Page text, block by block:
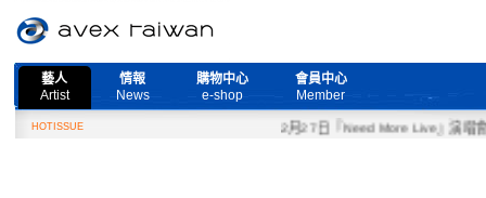
藝人
Artist
情報
News
購物中心
e-shop
會員中心
Member
HOTISSUE 2月27日『Need More Live』演唱會